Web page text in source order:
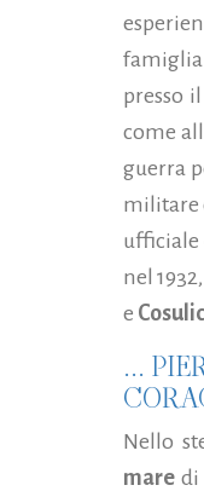
presso
come
guerra
militare
ufficiale
nel 1932,
e
...
Nello
mare di